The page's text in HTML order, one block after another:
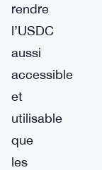
rendre
l’USDC
aussi
accessible
et
utilisable
que
les